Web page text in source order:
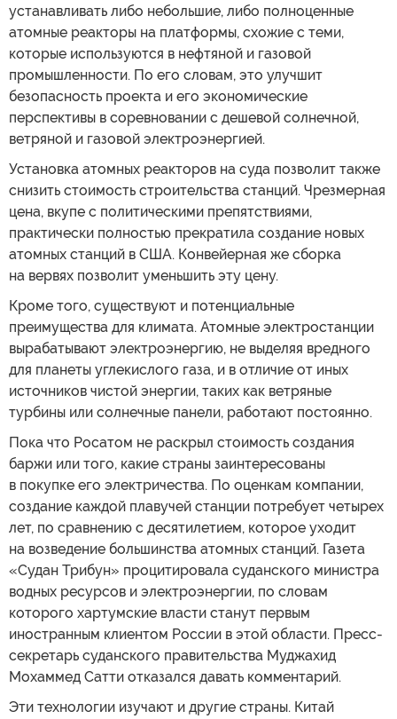
устанавливать либо небольшие, либо полноценные
атомные реакторы на платформы, схожие с теми,
которые используются в нефтяной и газовой
промышленности. По его словам, это улучшит
безопасность проекта и его экономические
перспективы в соревновании с дешевой солнечной,
ветряной и газовой электроэнергией.
Установка атомных реакторов на суда позволит также
снизить стоимость строительства станций. Чрезмерная
цена, вкупе с политическими препятствиями,
практически полностью прекратила создание новых
атомных станций в США. Конвейерная же сборка
на вервях позволит уменьшить эту цену.
Кроме того, существуют и потенциальные
преимущества для климата. Атомные электростанции
вырабатывают электроэнергию, не выделяя вредного
для планеты углекислого газа, и в отличие от иных
источников чистой энергии, таких как ветряные
турбины или солнечные панели, работают постоянно.
Пока что Росатом не раскрыл стоимость создания
баржи или того, какие страны заинтересованы
в покупке его электричества. По оценкам компании,
создание каждой плавучей станции потребует четырех
лет, по сравнению с десятилетием, которое уходит
на возведение большинства атомных станций. Газета
«Судан Трибун» процитировала суданского министра
водных ресурсов и электроэнергии, по словам
которого хартумские власти станут первым
иностранным клиентом России в этой области. Пресс-
секретарь суданского правительства Муджахид
Мохаммед Сатти отказался давать комментарий.
Эти технологии изучают и другие страны. Китай